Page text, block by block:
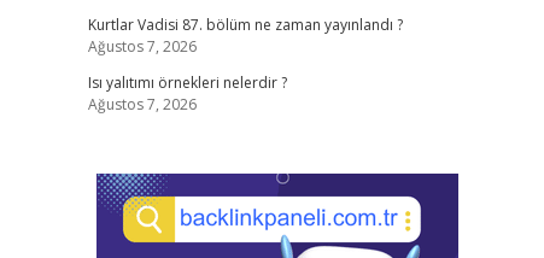
Kurtlar Vadisi 87. bölüm ne zaman yayınlandı ?
Ağustos 7, 2026
Isı yalıtımı örnekleri nelerdir ?
Ağustos 7, 2026